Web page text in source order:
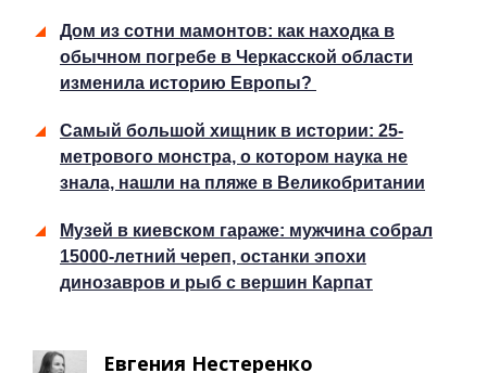
Дом из сотни мамонтов: как находка в
обычном погребе в Черкасской области
изменила историю Европы?
Самый большой хищник в истории: 25-
метрового монстра, о котором наука не
знала, нашли на пляже в Великобритании
Музей в киевском гараже: мужчина собрал
15000-летний череп, останки эпохи
динозавров и рыб с вершин Карпат
Евгения Нестеренко